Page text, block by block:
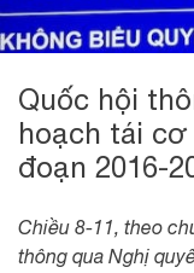
Quốc hội
hoạch tái
đoạn 2016-
Chiều 8-11, theo
thông qua Nghị